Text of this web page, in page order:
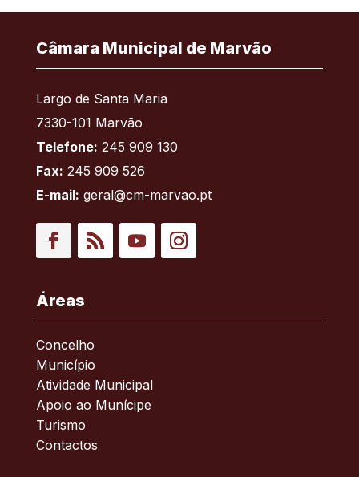
Câmara Municipal de Marvão
Largo de Santa Maria
7330-101 Marvão
Telefone: 245 909 130
Fax: 245 909 526
E-mail: geral@cm-marvao.pt
Áreas
Concelho
Município
Atividade Municipal
Apoio ao Munícipe
Turismo
Contactos